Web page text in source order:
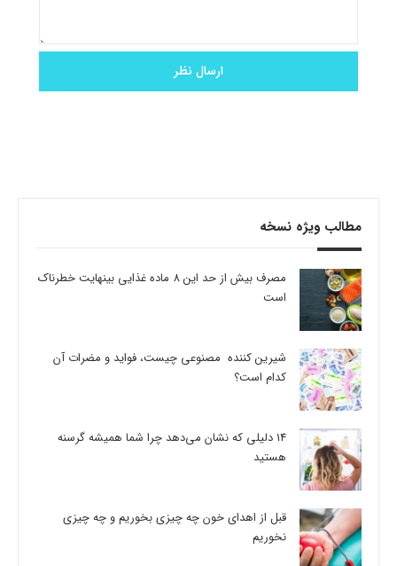
مطالب ویژه نسخه
مصرف بیش از حد این 8 ماده غذایی بینهایت خطرناک
است
شیرین کننده مصنوعی چیست، فواید و مضرات آن
کدام است؟
14 دلیلی که نشان می‌دهد چرا شما همیشه گرسنه
هستید
قبل از اهدای خون چه چیزی بخوریم و چه چیزی
نخوریم